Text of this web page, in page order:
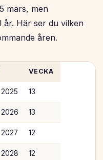
mars, men
Här ser du vilken
åren.
VECKA
13
2026 13
12
2028 12